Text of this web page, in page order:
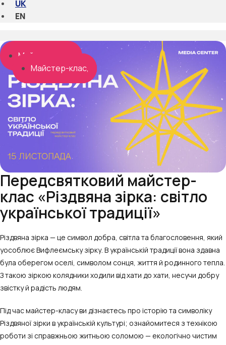
UK
EN
Майстер-клас
Передсвятковий майстер-
клас «Різдвяна зірка: світло
української традиції»
Різдвяна зірка — це символ добра, світла та благословення, який
уособлює Вифлеємську зірку. В українській традиції вона здавна
була оберегом оселі, символом сонця, життя й родинного тепла.
З такою зіркою колядники ходили від хати до хати, несучи добру
звістку й радість людям.
Під час майстер-класу ви дізнаєтесь про історію та символіку
Різдвяної зірки в українській культурі; ознайомитеся з технікою
роботи зі справжньою житньою соломою — екологічно чистим
Майстер-клас
Майстер-клас
Майстер-клас